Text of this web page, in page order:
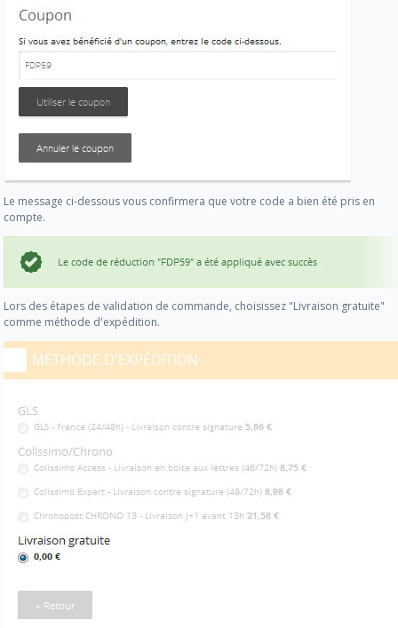
Le message ci-dessous vous confirmera que votre code a bien été pris en
compte.
Lors des étapes de validation de commande, choisissez "Livraison gratuite"
comme méthode d'expédition.